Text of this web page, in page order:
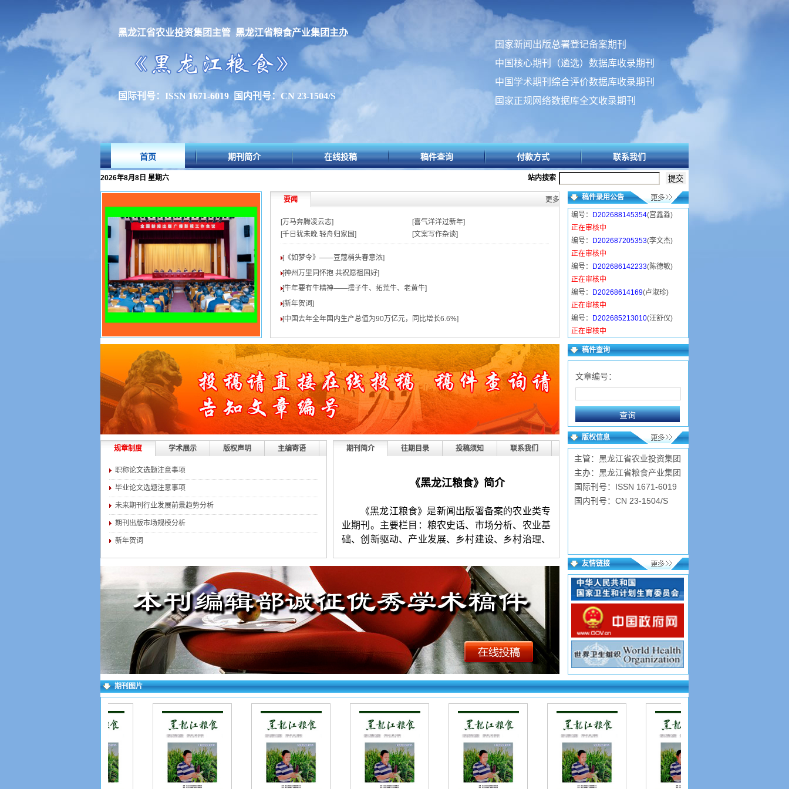
黑龙江省农业投资集团主管 黑龙江省粮食产业集团主办
国际刊号：ISSN 1671-6019 国内刊号：CN 23-1504/S
国家新闻出版总署登记备案期刊
中国核心期刊（遴选）数据库收录期刊
中国学术期刊综合评价数据库收录期刊
国家正规网络数据库全文收录期刊
首页 期刊简介 在线投稿 稿件查询 付款方式 联系我们
2026年8月8日 星期六 站内搜索
要闻 更多>>
[万马奔腾凌云志]
[喜气洋洋过新年]
[千日犹未晚 轻舟归家国]
[文案写作杂谈]
[《如梦令》——豆蔻梢头春意浓]
[神州万里同怀抱 共祝愿祖国好]
[牛年要有牛精神——孺子牛、拓荒牛、老黄牛]
[新年贺词]
[中国去年全年国内生产总值为90万亿元，同比增长6.6%]
稿件录用公告
编号： D202688145354(宫鑫淼)
正在审核中
编号：
D202687205353(李文杰)
正在审核中
编号：
D202686142233(陈德敏)
正在审核中
编号：
D20268614169(卢淑珍)
正在审核中
编号：
D202685213010(汪舒仪)
正在审核中
编号：D20268516428(韩小雅)
已录用
已录用
正在审核中
编号：D202684124721(常金萍)
已录用
编号：D202683211348(陈近岳)
已录用
稿件查询
文章编号：
规章制度 学术展示 版权声明 主编寄语
职称论文选题注意事项
毕业论文选题注意事项
未来期刊行业发展前景趋势分析
期刊出版市场规模分析
新年贺词
期刊简介 往期目录 投稿须知 联系我们
《黑龙江粮食》简介
《黑龙江粮食》是新闻出版署备案的农业类专
业期刊。主要栏目：粮农史话、市场分析、农业基
础、创新驱动、产业发展、乡村建设、乡村治理、
《黑龙江粮食》投稿要求：
1.投稿要求：观点新颖，层次清楚，语言简
练。字数以5600-10000字符（4版起发）为宜。署
名不超过3人。第一作者附简介（性别、出生年
月、民族、籍贯、学历、职称、研究方向等）。来
稿保证无抄袭，严禁一稿多投。编辑有权对录用稿
件进行适当编删（不同意者勿投）。
2.投稿方法：网站首页点击“在线投稿”，逐项
填写（作者姓名只填第一作者），上传word格式文
档。投好在右上角查询，看到名字和编号为成功；
字以内）。初审录用稿件，加对接编辑Q时，验证
请填写第一作者姓名
（以便查找）。
《黑龙江粮食》杂志【文章快速发表】投稿网
址如下：
版权信息
主管：黑龙江省农业投资集团
主办：黑龙江省粮食产业集团
国际刊号：ISSN 1671-6019
国内刊号：CN 23-1504/S
友情链接
期刊图片